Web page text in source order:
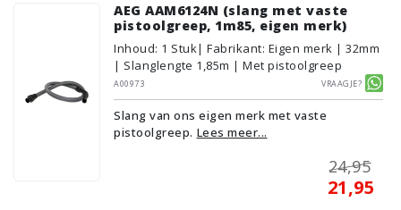
AEG AAM6124N (slang met vaste
pistoolgreep, 1m85, eigen merk)
Inhoud: 1 Stuk| Fabrikant: Eigen merk | 32mm
| Slanglengte 1,85m | Met pistoolgreep
A00973
Vraagje?
Slang van ons eigen merk met vaste
pistoolgreep. Lees meer...
24,95
21,95